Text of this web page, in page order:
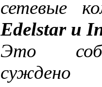
сетевые
Edelstar и
Это